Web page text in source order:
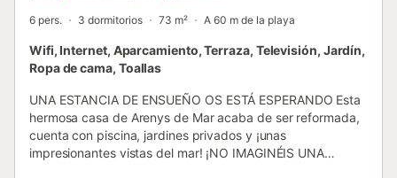
6 pers. 3 dormitorios 73 m² A 60 m de la playa
Wifi, Internet, Aparcamiento, Terraza, Televisión, Jardín,
Ropa de cama, Toallas
UNA ESTANCIA DE ENSUEÑO OS ESTÁ ESPERANDO Esta
hermosa casa de Arenys de Mar acaba de ser reformada,
cuenta con piscina, jardines privados y ¡unas
impresionantes vistas del mar! ¡NO IMAGINÉIS UNA